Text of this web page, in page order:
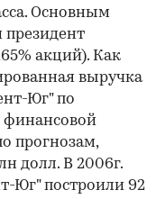
Основным
президент
акций). Как
выручка
Юг" по
прогнозам,
долл. В 2006г.
Юг" построили 92